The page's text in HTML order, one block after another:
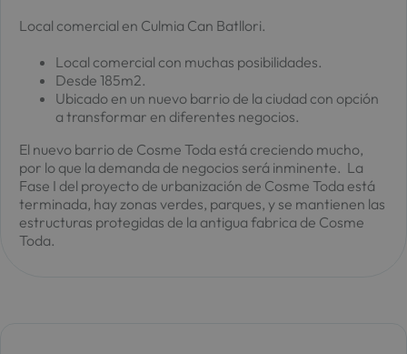
Local comercial en Culmia Can Batllori.
Local comercial con muchas posibilidades.
Desde 185m2.
Ubicado en un nuevo barrio de la ciudad con opción
a transformar en diferentes negocios.
El nuevo barrio de Cosme Toda está creciendo mucho,
por lo que la demanda de negocios será inminente. La
Fase I del proyecto de urbanización de Cosme Toda está
terminada, hay zonas verdes, parques, y se mantienen las
estructuras protegidas de la antigua fabrica de Cosme
Toda.